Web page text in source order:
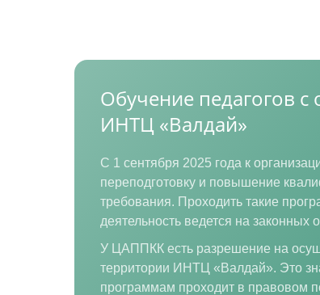
Обучение педагогов
ИНТЦ «Валдай»
С 1 сентября 2025 года к
переподготовку и повышение
требования. Проходить такие
деятельность ведется на законных
У ЦАППКК есть разрешение на
территории ИНТЦ «Валдай». Это
программам проходит в правовом